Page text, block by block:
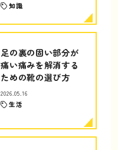
知識
足の裏の固い部分が
痛い痛みを解消する
ための靴の選び方
2026.05.16
生活